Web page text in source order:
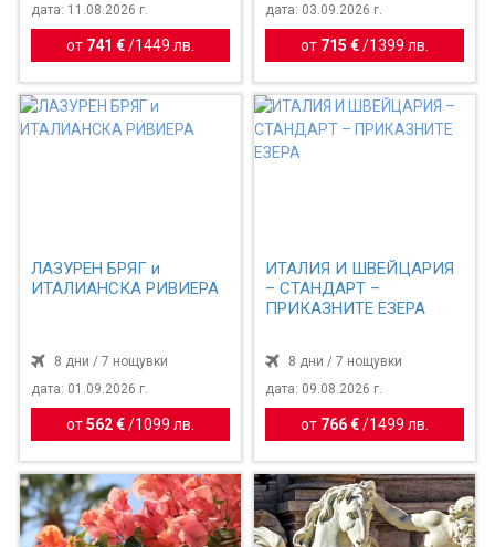
дата: 11.08.2026 г.
от 741 € / 1449 лв.
дата: 03.09.2026 г.
от 715 €/ 1399 лв.
ЛАЗУРЕН БРЯГ и
ИТАЛИАНСКА РИВИЕРА
8 дни / 7 нощувки
дата: 01.09.2026 г.
от562 € / 1099 лв.
ИТАЛИЯ И ШВЕЙЦАРИЯ
– СТАНДАРТ –
ПРИКАЗНИТЕ ЕЗЕРА
8 дни / 7 нощувки
дата: 09.08.2026 г.
от 766 €/ 1499 лв.